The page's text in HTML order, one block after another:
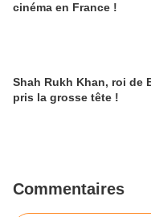
cinéma en France !
Shah Rukh Khan, roi de
pris la grosse tête !
Commentaires